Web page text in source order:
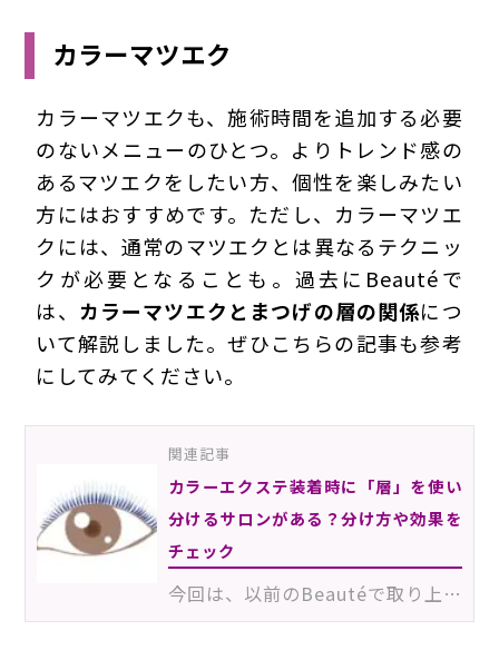
カラーマツエク
カラーマツエクも、施術時間を追加する必要
のないメニューのひとつ。よりトレンド感の
あるマツエクをしたい方、個性を楽しみたい
方にはおすすめです。ただし、カラーマツエ
クには、通常のマツエクとは異なるテクニッ
クが必要となることも。過去にBeautéで
は、 カラーマツエクとまつげの層の関係につ
いて解説しました。ぜひこちらの記事も参考
にしてみてください。
関連記事
カラーエクステ装着時に「層」を使い
分けるサロンがある？分け方や効果を
チェック
今回は、以前のBeautéで取り上げた「まつげの層」記事へ頂いた、読者からのリクエストがテーマ。「カラー…